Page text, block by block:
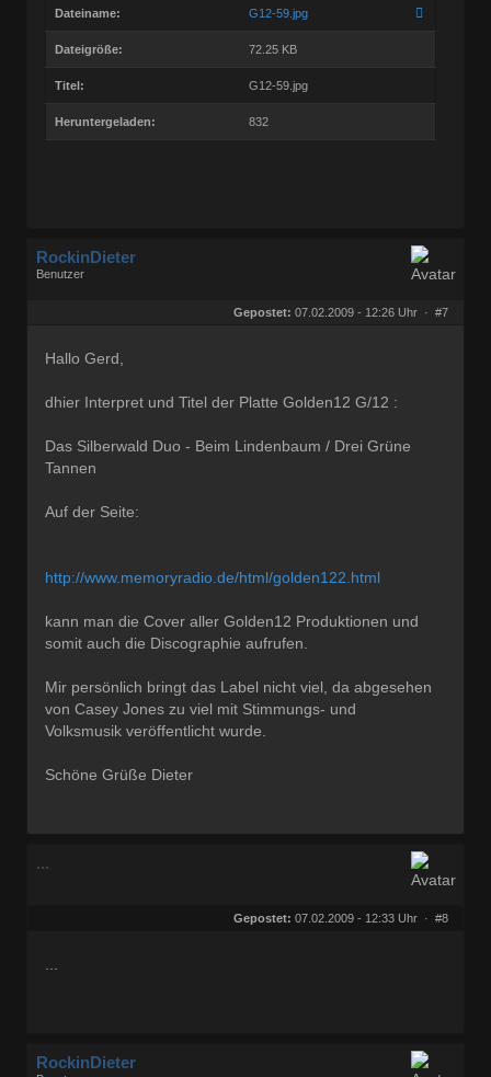
Dateiname: G12-59.jpg
Dateigröße: 72.25 KB
Titel: G12-59.jpg
Heruntergeladen: 832
RockinDieter
Benutzer
Gepostet: 07.02.2009 - 12:26 Uhr · #7
Hallo Gerd,
dhier Interpret und Titel der Platte Golden12 G/12 :
Das Silberwald Duo - Beim Lindenbaum / Drei Grüne
Tannen
Auf der Seite:
http://www.memoryradio.de/html/golden122.html
kann man die Cover aller Golden12 Produktionen und
somit auch die Discographie aufrufen.
Mir persönlich bringt das Label nicht viel, da abgesehen
von Casey Jones zu viel mit Stimmungs- und
Volksmusik veröffentlicht wurde.
Schöne Grüße Dieter
...
Gepostet: 07.02.2009 - 12:33 Uhr · #8
RockinDieter